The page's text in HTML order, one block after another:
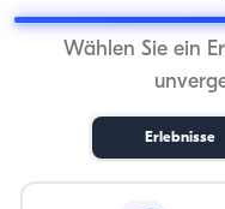
Wählen Sie ein
Erlebnisse